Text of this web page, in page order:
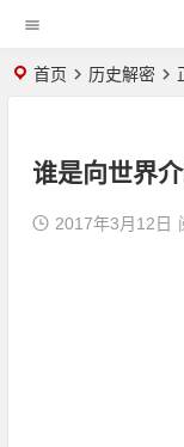
首页 历史解密
谁是向世界
2017年3月12日